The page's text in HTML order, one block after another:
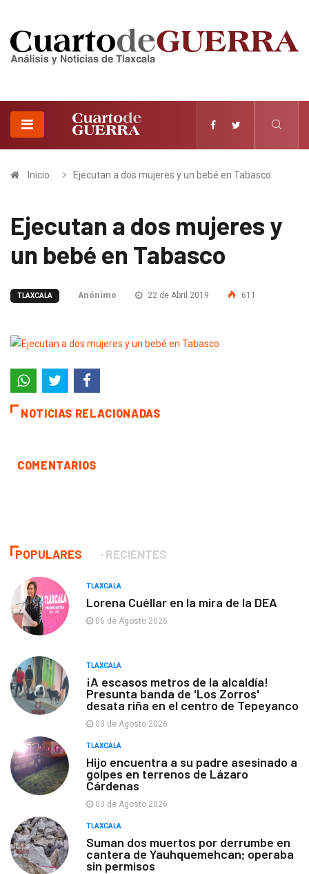
Inicio Ejecutan a dos mujeres y un bebé en Tabasco
Ejecutan a dos mujeres y
un bebé en Tabasco
TLAXCALA Anónimo 22 de Abril 2019 611
NOTICIAS RELACIONADAS
COMENTARIOS
POPULARES RECIENTES
TLAXCALA
Lorena Cuéllar en la mira de la DEA
06 de Agosto 2026
TLAXCALA
¡A escasos metros de la alcaldía!
Presunta banda de 'Los Zorros'
desata riña en el centro de Tepeyanco
03 de Agosto 2026
TLAXCALA
Hijo encuentra a su padre asesinado a
golpes en terrenos de Lázaro
Cárdenas
03 de Agosto 2026
TLAXCALA
Suman dos muertos por derrumbe en
cantera de Yauhquemehcan; operaba
sin permisos